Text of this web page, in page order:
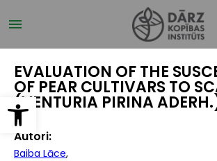
Open toolbar
uz
galveno
EVALUATION OF THE
OF PEAR CULTIVARS TO
(VENTURIA PIRINA
Autori
Baiba Lāce